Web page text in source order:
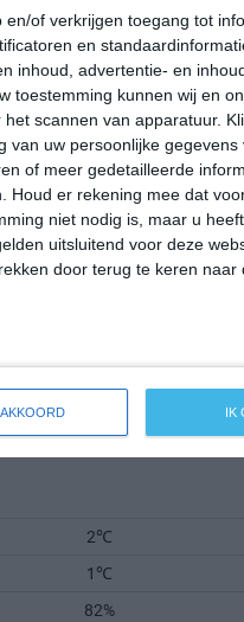
of verkrijgen toegang tot
en
inhoud, advertentie- en
toestemming kunnen wij en
scannen van apparatuur.
uw persoonlijke gegevens
of meer gedetailleerde
Houd er rekening mee dat
niet nodig is, maar u
uitsluitend voor deze
door terug te keren naar
IK
WZW 4 WZW 5
2℃
1℃
82%